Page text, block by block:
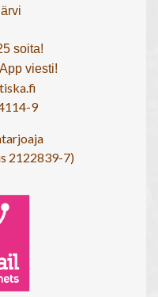
soita!
viesti!
9
2122839-7)